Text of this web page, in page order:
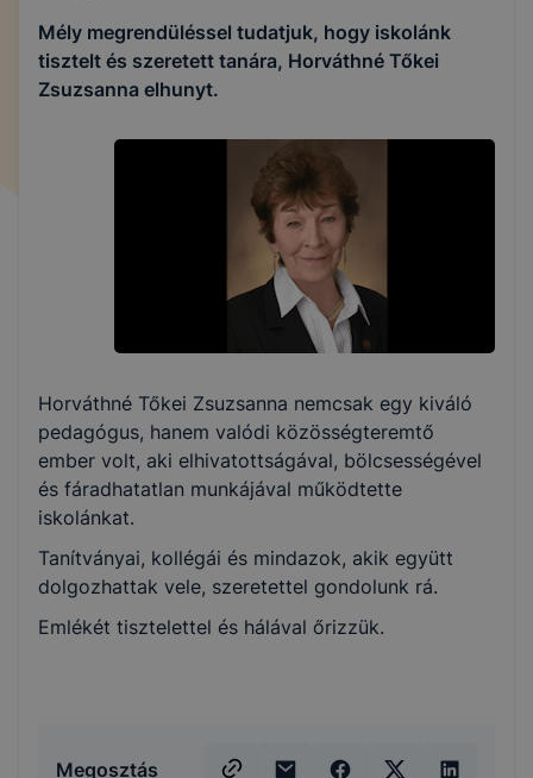
Mély megrendüléssel tudatjuk, hogy iskolánk
tisztelt és szeretett tanára, Horváthné Tőkei
Zsuzsanna elhunyt.
Horváthné Tőkei Zsuzsanna nemcsak egy kiváló
pedagógus, hanem valódi közösségteremtő
ember volt, aki elhivatottságával, bölcsességével
és fáradhatatlan munkájával működtette
iskolánkat.
Tanítványai, kollégái és mindazok, akik együtt
dolgozhattak vele, szeretettel gondolunk rá.
Emlékét tisztelettel és hálával őrizzük.
Megosztás